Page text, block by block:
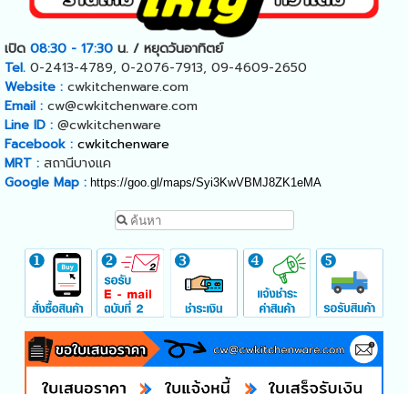
เปิด 08:30 - 17:30 น. / หยุดวันอาทิตย์
Tel. 0-2413-4789, 0-2076-7913, 09-4609-2650
Website : cwkitchenware.com
Email : cw@cwkitchenware.com
Line ID : @cwkitchenware
Facebook : cwkitchenware
MRT : สถานีบางแค
Google Map : https://goo.gl/maps/Syi3KwVBMJ8ZK1eMA